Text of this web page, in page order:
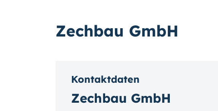
Zechbau GmbH
Kontaktdaten
Zechbau GmbH